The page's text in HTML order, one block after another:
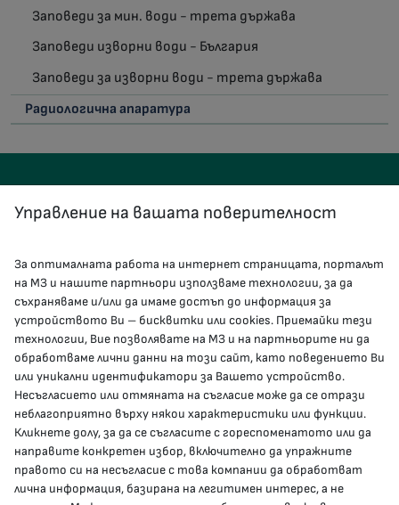
Заповеди за мин. води - трета държава
Заповеди изворни води - България
Заповеди за изворни води - трета държава
Радиологична апаратура
КОНТАКТИ
гр.София, 1000, пл. „Света Неделя“ №5
delovodstvo@mh.government.bg
presscenter@mh.government.bg
МЗ В СОЦИАЛНИТЕ МРЕЖИ
Facebook страница
Управление на вашата поверителност
За оптималната работа на интернет страницата, порталът
на МЗ и нашите партньори използваме технологии, за да
съхраняваме и/или да имаме достъп до информация за
устройството Ви – бисквитки или cookies. Приемайки тези
технологии, Вие позволявате на МЗ и на партньорите ни да
обработваме лични данни на този сайт, като поведението Ви
или уникални идентификатори за Вашето устройство.
Несъгласието или отмяната на съгласие може да се отрази
неблагоприятно върху някои характеристики или функции.
Кликнете долу, за да се съгласите с гореспоменатото или да
направите конкретен избор, включително да упражните
правото си на несъгласие с това компании да обработват
лична информация, базирана на легитимен интерес, а не